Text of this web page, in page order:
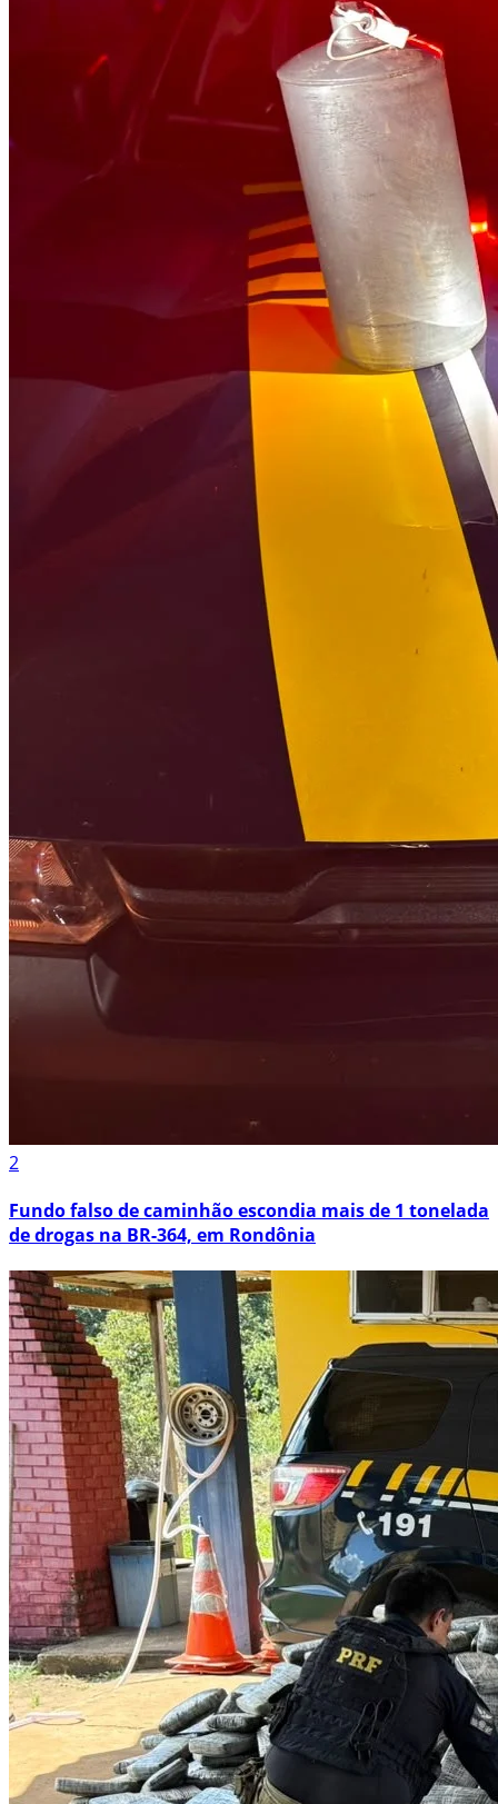
2
Fundo falso de caminhão escondia mais de 1 tonelada
de drogas na BR-364, em Rondônia